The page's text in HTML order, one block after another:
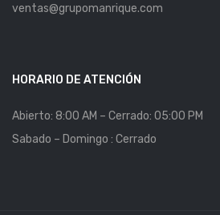
ventas@grupomanrique.com
HORARIO DE ATENCIÓN
Abierto: 8:00 AM – Cerrado: 05:00 PM
Sabado – Domingo : Cerrado